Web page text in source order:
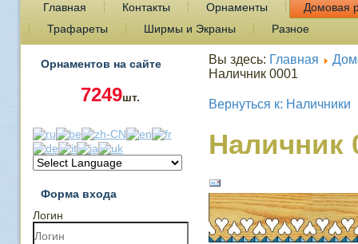
Главная Контакты Орнаменты
Домовая
Трафареты
Ширмы и Экраны Разное
Орнаментов на сайте
7249шт.
Форма входа
Логин
Вы здесь: Главная
Наличник 0001
Вернуться к: Наличники
Наличник